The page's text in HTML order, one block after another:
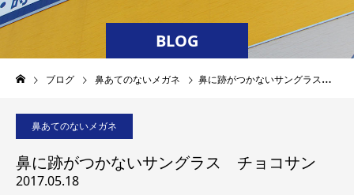
BLOG
ブログ 鼻あてのないメガネ 鼻に跡がつかないサングラス チョコサン
鼻あてのないメガネ
鼻に跡がつかないサングラス チョコサン
2017.05.18